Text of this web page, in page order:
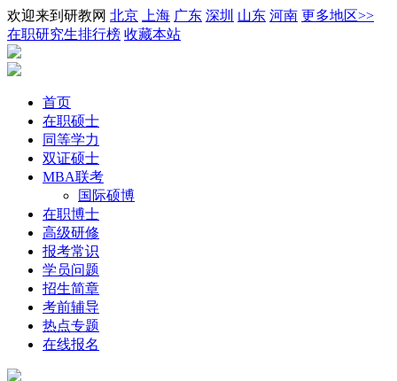
欢迎来到研教网 北京 上海 广东 深圳 山东 河南 更多地区>>
在职研究生排行榜 收藏本站
首页
在职硕士
同等学力
双证硕士
MBA联考
国际硕博
在职博士
高级研修
报考常识
学员问题
招生简章
考前辅导
热点专题
在线报名